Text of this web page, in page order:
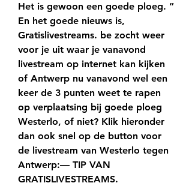
Het is gewoon een goede ploeg. ”
En het goede nieuws is,
Gratislivestreams. be zocht weer
voor je uit waar je vanavond
livestream op internet kan kijken
of Antwerp nu vanavond wel een
keer de 3 punten weet te rapen
op verplaatsing bij goede ploeg
Westerlo, of niet? Klik hieronder
dan ook snel op de button voor
de livestream van Westerlo tegen
Antwerp:— TIP VAN
GRATISLIVESTREAMS.